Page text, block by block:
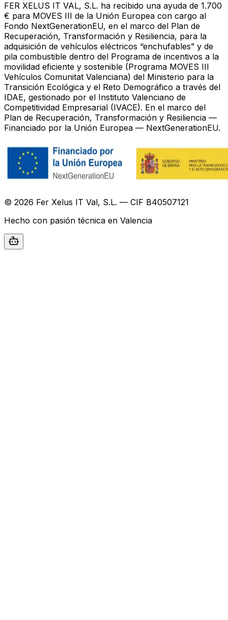
FER XELUS IT VAL, S.L. ha recibido una ayuda de 1.700
€ para MOVES III de la Unión Europea con cargo al
Fondo NextGenerationEU, en el marco del Plan de
Recuperación, Transformación y Resiliencia, para la
adquisición de vehículos eléctricos “enchufables” y de
pila combustible dentro del Programa de incentivos a la
movilidad eficiente y sostenible (Programa MOVES III
Vehículos Comunitat Valenciana) del Ministerio para la
Transición Ecológica y el Reto Demográfico a través del
IDAE, gestionado por el Instituto Valenciano de
Competitividad Empresarial (IVACE). En el marco del
Plan de Recuperación, Transformación y Resiliencia —
Financiado por la Unión Europea — NextGenerationEU.
© 2026 Fer Xelus IT Val, S.L. — CIF B40507121
Hecho con pasión técnica en Valencia